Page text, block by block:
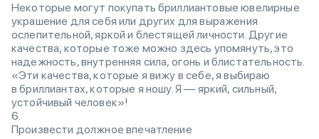
Некоторые могут покупать бриллиантовые ювелирные
украшение для себя или других для выражения
ослепительной, яркой и блестящей личности. Другие
качества, которые тоже можно здесь упомянуть, это
надежность, внутренняя сила, огонь и блистательность.
«Эти качества, которые я вижу в себе, я выбираю
в бриллиантах, которые я ношу. Я — яркий, сильный,
устойчивый человек»!
Произвести должное впечатление